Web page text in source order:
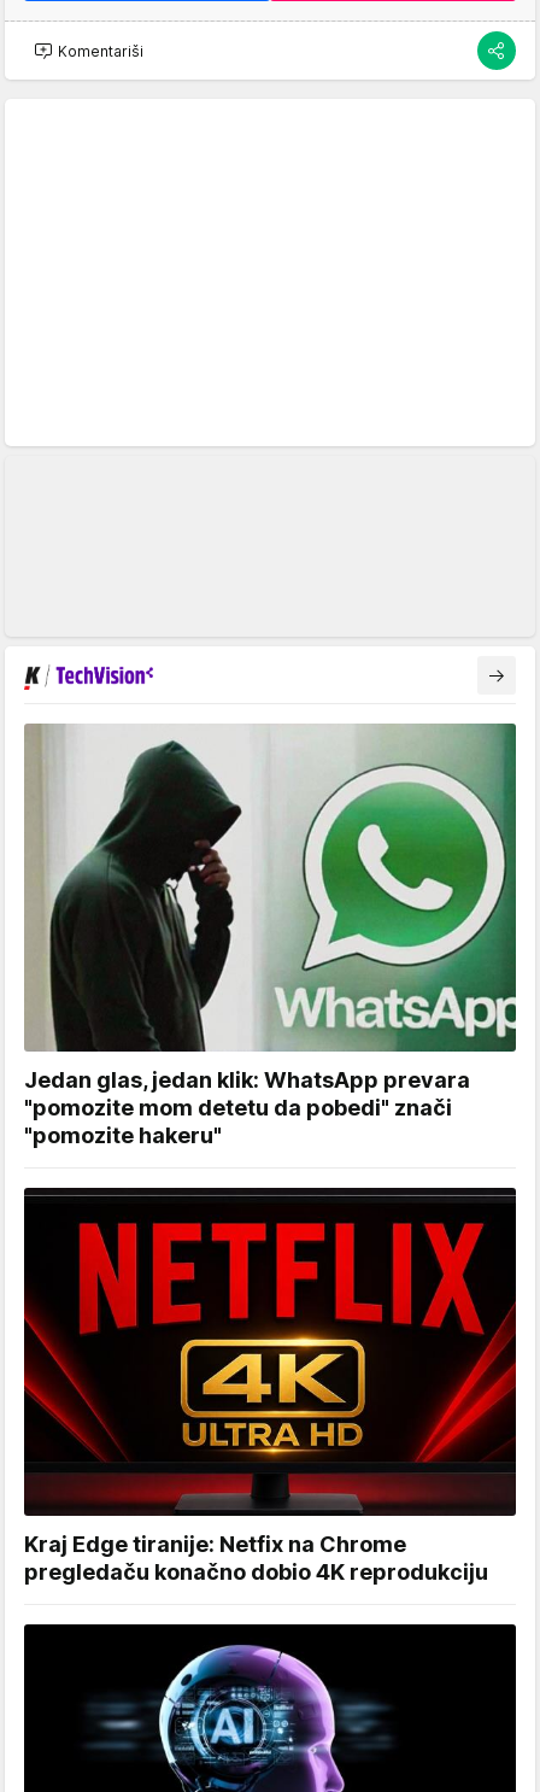
Komentariši
Jedan glas, jedan klik: WhatsApp prevara
"pomozite mom detetu da pobedi" znači
"pomozite hakeru"
Kraj Edge tiranije: Netfix na Chrome
pregledaču konačno dobio 4K reprodukciju